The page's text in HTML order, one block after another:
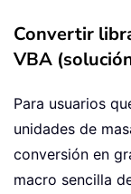
Convertir
VBA
Para usuarios
unidades de
conversión en
macro sencilla